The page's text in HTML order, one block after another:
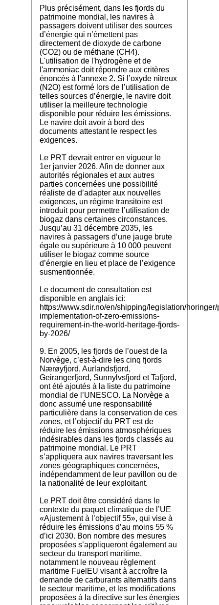
Plus précisément, dans les fjords du
patrimoine mondial, les navires à
passagers doivent utiliser des sources
d’énergie qui n’émettent pas
directement de dioxyde de carbone
(CO2) ou de méthane (CH4).
L'utilisation de l'hydrogène et de
l'ammoniac doit répondre aux critères
énoncés à l'annexe 2. Si l’oxyde nitreux
(N2O) est formé lors de l’utilisation de
telles sources d’énergie, le navire doit
utiliser la meilleure technologie
disponible pour réduire les émissions.
Le navire doit avoir à bord des
documents attestant le respect les
exigences.
Le PRT devrait entrer en vigueur le
1er janvier 2026. Afin de donner aux
autorités régionales et aux autres
parties concernées une possibilité
réaliste de d’adapter aux nouvelles
exigences, un régime transitoire est
introduit pour permettre l’utilisation de
biogaz dans certaines circonstances.
Jusqu’au 31 décembre 2035, les
navires à passagers d’une jauge brute
égale ou supérieure à 10 000 peuvent
utiliser le biogaz comme source
d’énergie en lieu et place de l’exigence
susmentionnée.
Le document de consultation est
disponible en anglais ici:
https://www.sdir.no/en/shipping/legislation/
implementation-of-zero-emissions-
requirement-in-the-world-heritage-fjords-
by-2026/
9. En 2005, les fjords de l’ouest de la
Norvège, c’est-à-dire les cinq fjords
Nærøyfjord, Aurlandsfjord,
Geirangerfjord, Sunnylvsfjord et Tafjord,
ont été ajoutés à la liste du patrimoine
mondial de l’UNESCO. La Norvège a
donc assumé une responsabilité
particulière dans la conservation de ces
zones, et l’objectif du PRT est de
réduire les émissions atmosphériques
indésirables dans les fjords classés au
patrimoine mondial. Le PRT
s’appliquera aux navires traversant les
zones géographiques concernées,
indépendamment de leur pavillon ou de
la nationalité de leur exploitant.
Le PRT doit être considéré dans le
contexte du paquet climatique de l’UE
«Ajustement à l’objectif 55», qui vise à
réduire les émissions d’au moins 55 %
d’ici 2030. Bon nombre des mesures
proposées s’appliqueront également au
secteur du transport maritime,
notamment le nouveau règlement
maritime FuelEU visant à accroître la
demande de carburants alternatifs dans
le secteur maritime, et les modifications
proposées à la directive sur les énergies